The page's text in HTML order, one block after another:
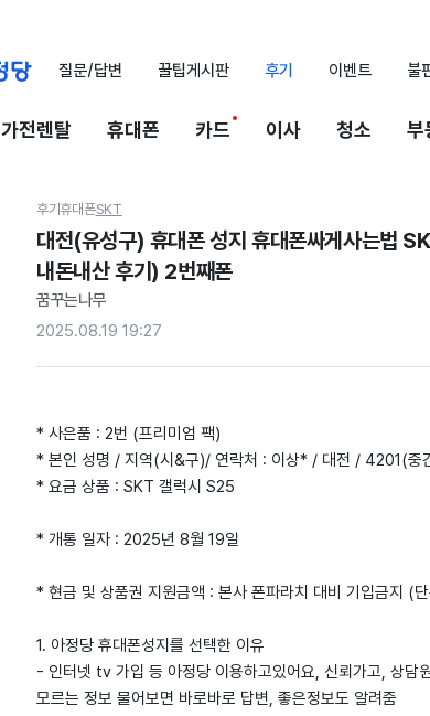
질문/답변 꿀팁게시판 후기 이벤트 불
가전렌탈 휴대폰 카드 이사 청소 부
후기휴대폰SKT
대전(유성구) 휴대폰 성지 휴대폰싸게사는법
내돈내산 후기) 2번째폰
꿈꾸는나무
2025.08.19 19:27
* 사은품 : 2번 (프리미엄 팩)
* 본인 성명 / 지역(시&구)/ 연락처 : 이상* / 대전 / 4201(중
* 요금 상품 : SKT 갤럭시 S25
* 개통 일자 : 2025년 8월 19일
* 현금 및 상품권 지원금액 : 본사 폰파라치 대비 기입금지 (
1. 아정당 휴대폰성지를 선택한 이유
- 인터넷 tv 가입 등 아정당 이용하고있어요, 신뢰가고, 상담
모르는 정보 물어보면 바로바로 답변, 좋은정보도 알려줌